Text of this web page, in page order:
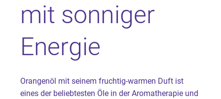
mit sonniger
Energie
Orangenöl mit seinem fruchtig-warmen Duft ist
eines der beliebtesten Öle in der Aromatherapie und